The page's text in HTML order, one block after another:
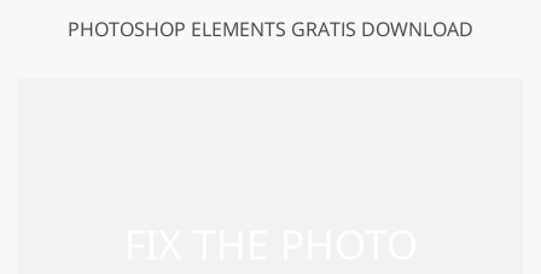
PHOTOSHOP ELEMENTS GRATIS DOWNLOAD